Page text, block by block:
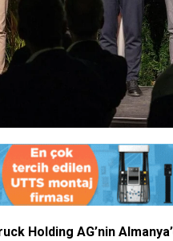
Holding AG’nin